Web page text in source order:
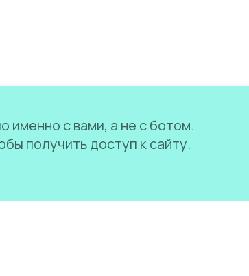
именно с вами, а не с ботом.
получить доступ к сайту.